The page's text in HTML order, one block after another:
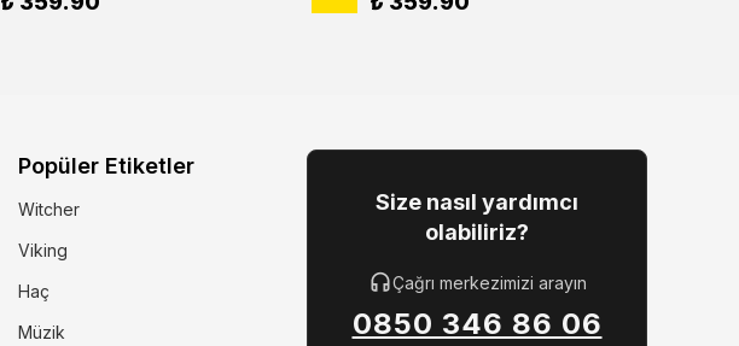
Popüler Etiketler
Witcher
Viking
Haç
Müzik
Size nasıl yardımcı
olabiliriz?
Çağrı merkezimizi arayın
0850 346 86 06